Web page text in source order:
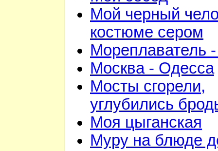
Мой черный
костюме сером
Мореплаватель
Москва - Одесса
Мосты сгорели,
углубились
Моя цыганская
Муру на блюде